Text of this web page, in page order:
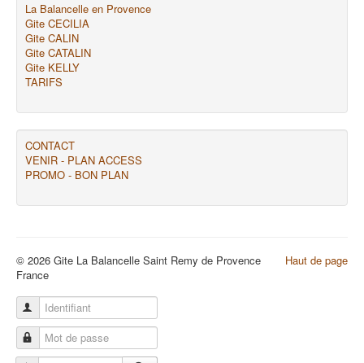
La Balancelle en Provence
Gite CECILIA
Gite CALIN
Gite CATALIN
Gite KELLY
TARIFS
CONTACT
VENIR - PLAN ACCESS
PROMO - BON PLAN
Haut de page
© 2026 Gite La Balancelle Saint Remy de Provence
France
Identifiant
Mot de passe